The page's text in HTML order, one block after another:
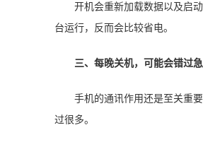
开机会重新加载数据以及启
台运行，反而会比较省电。
三、每晚关机，可能会错过
手机的通讯作用还是至关重
过很多。